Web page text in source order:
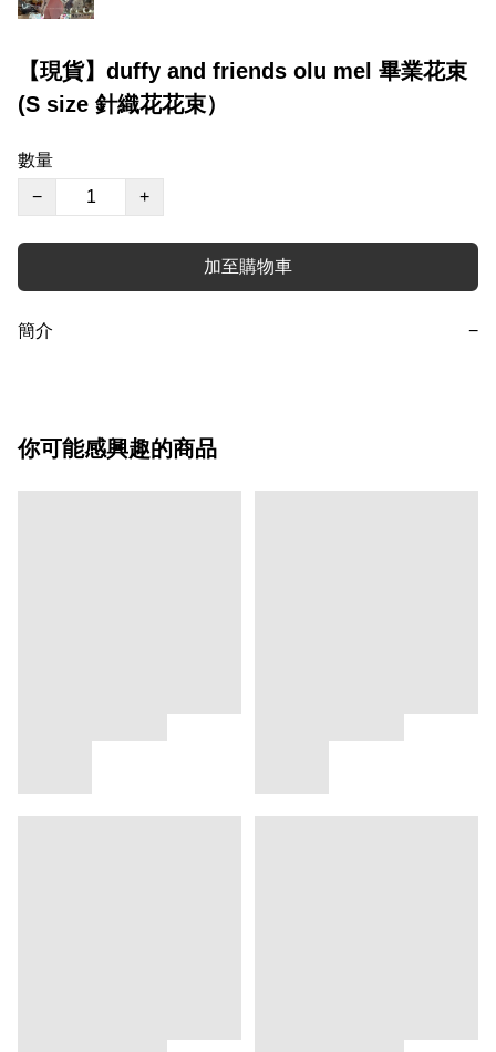
【現貨】duffy and friends olu mel 畢業花束
(S size 針織花花束）
數量
−
+
加至購物車
簡介 −
你可能感興趣的商品